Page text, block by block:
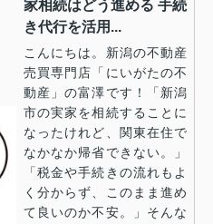
家相続はどう進める 手続
き代行を活用...
こんにちは。新潟の不動産
売買専門店「にいがたの不
動産」の富澤です！「新潟
市の実家を相続することに
なったけれど、関東在住で
なかなか帰省できない。」
「税金や手続きの流れもよ
く分からず、このまま進め
て良いのか不安。」そんな